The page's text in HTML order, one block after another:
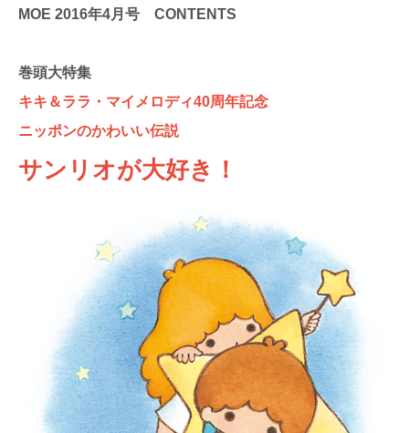
MOE 2016年4月号 CONTENTS
巻頭大特集
キキ＆ララ・マイメロディ40周年記念
ニッポンのかわいい伝説
サンリオが大好き！